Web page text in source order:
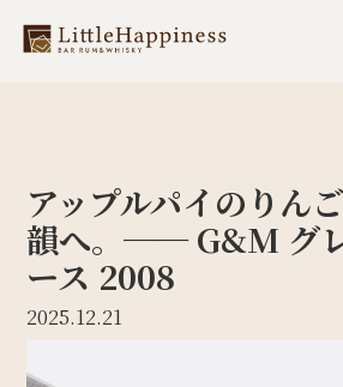
アップルパイのりん
韻へ。── G&M グ
ース 2008
2025.12.21